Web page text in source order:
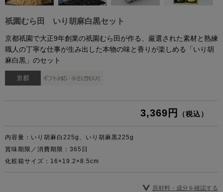
祇園むら田 いり胡麻白黒セット
京都祇園で大正9年創業の祇園むら田が作る、厳選された素材と熟練
職人の丁寧な仕事が生み出した本物の味と香りが楽しめる「いり胡
麻白黒」のセット
3,369円 （税込）
内容量：いり胡麻白225g、いり胡麻黒225g
賞味期限／消費期限：365日
化粧箱サイズ：16×19.2×8.5cm
原材料・成分を確認する